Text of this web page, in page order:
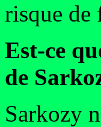
risque de
Est-ce
de
Sarkozy